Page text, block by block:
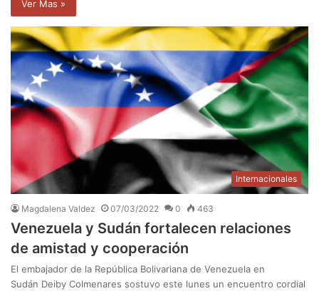
Ver Mas »
Internacionales
Magdalena Valdez 07/03/2022 0 463
Venezuela y Sudán fortalecen relaciones
de amistad y cooperación
El embajador de la República Bolivariana de Venezuela en
Sudán Deiby Colmenares sostuvo este lunes un encuentro cordial